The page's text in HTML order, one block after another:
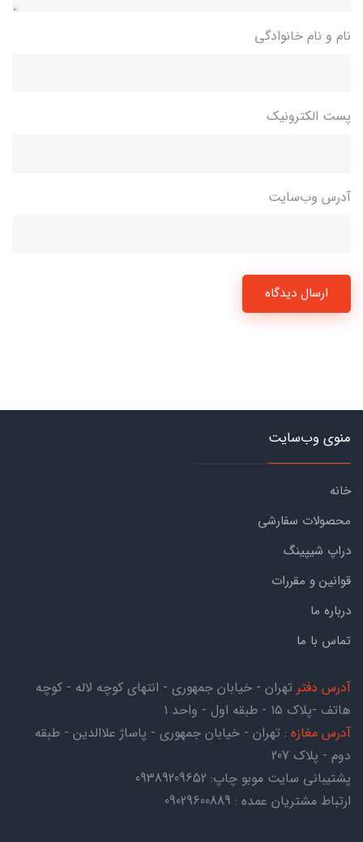
نام و نام خانوادگی
پست الکترونیک
آدرس وب‌سایت
ارسال دیدگاه
منوی وب‌سایت
خانه
محصولات سفارشی
دراپ شیپینگ
قوانین و مقررات
درباره ما
تماس با ما
آدرس دفتر تهران - خیابان جمهوری - انتهای کوچه لاله - کوچه
هاتف -پلاک ۱۵ - طبقه اول - واحد ۱
آدرس مغازه : تهران - خیابان جمهوری - پاساژ علاالدین - طبقه
دوم - پلاک 207
پشتیبانی سایت موبو چاپ: 09389209652
ارتباط مشتریان عمده : 09029600889